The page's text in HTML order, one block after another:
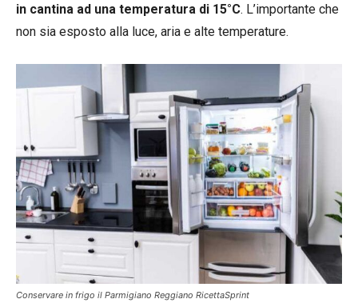
in cantina ad una temperatura di 15°C. L’importante che
non sia esposto alla luce, aria e alte temperature.
Conservare in frigo il Parmigiano Reggiano RicettaSprint